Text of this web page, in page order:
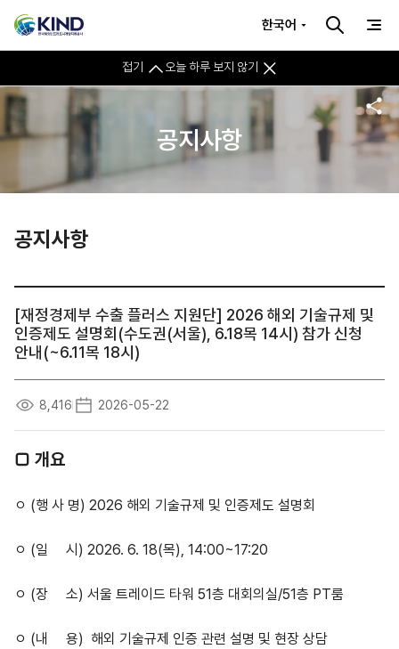
접기 오늘 하루 보지 않기
한국어
공지사항
공지사항
[재정경제부 수출 플러스 지원단] 2026 해외 기술규제 및
인증제도 설명회(수도권(서울), 6.18목 14시) 참가 신청
안내(~6.11목 18시)
8,416 2026-05-22
□ 개요
ㅇ (행 사 명) 2026 해외 기술규제 및 인증제도 설명회
ㅇ (일 시) 2026. 6. 18(목), 14:00~17:20
ㅇ (장 소) 서울 트레이드 타워 51층 대회의실/51층 PT룸
ㅇ (내 용) 해외 기술규제 인증 관련 설명 및 현장 상담